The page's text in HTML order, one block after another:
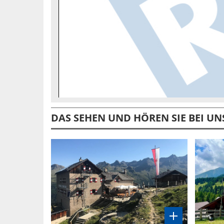
DAS SEHEN UND HÖREN SIE BEI